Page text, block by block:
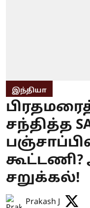
இந்தியா
சந்தித்த
சறுக்கல்!
Prakash J